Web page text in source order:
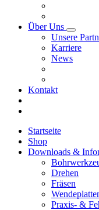
Über Uns
Unsere
Karriere
News
Kontakt
Startseite
Shop
Downloads &
Drehen
Fräsen
Praxis- &